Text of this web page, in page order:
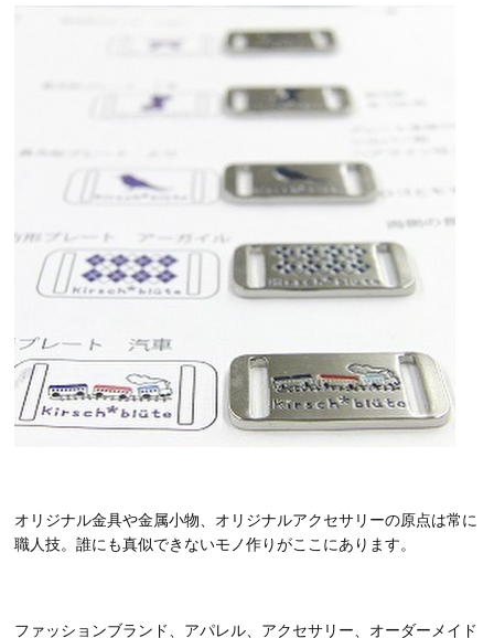
オリジナル金具や金属小物、オリジナルアクセサリーの原点は常に
職人技。誰にも真似できないモノ作りがここにあります。
ファッションブランド、アパレル、アクセサリー、オーダーメイド